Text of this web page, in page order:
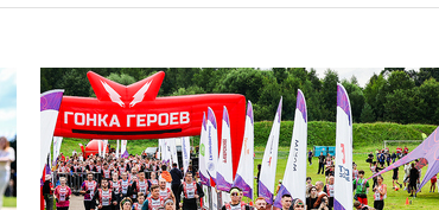
18:00Совет мира выбрал
подрядчика для
строительства военной базы в
Газе
17:50Миронов призвал снять
«Яблоко» с выборов в Госдуму